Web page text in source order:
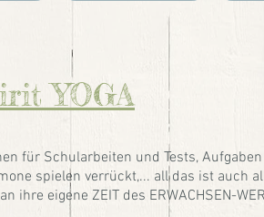
YOGA
für Schularbeiten und Tests,
spielen verrückt,... all das ist auch
ihre eigene ZEIT des ERWACHSEN-